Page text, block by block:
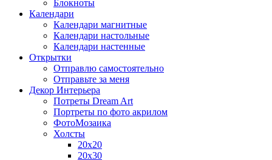
Блокноты
Календари
Календари магнитные
Календари настольные
Календари настенные
Открытки
Отправлю самостоятельно
Отправьте за меня
Декор Интерьера
Потреты Dream Art
Портреты по фото акрилом
ФотоМозаика
Холсты
20х20
20х30